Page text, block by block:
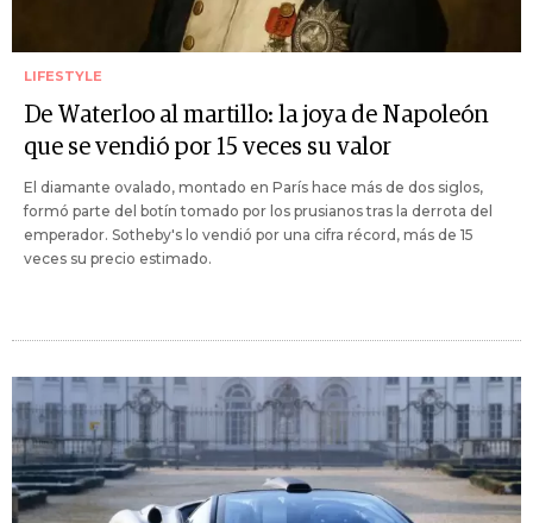
LIFESTYLE
De Waterloo al martillo: la joya de Napoleón
que se vendió por 15 veces su valor
El diamante ovalado, montado en París hace más de dos siglos,
formó parte del botín tomado por los prusianos tras la derrota del
emperador. Sotheby's lo vendió por una cifra récord, más de 15
veces su precio estimado.